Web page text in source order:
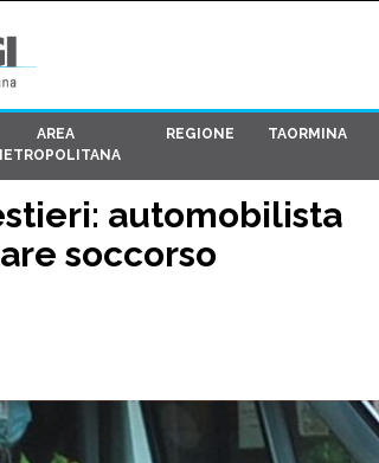
AREA
REGIONE TAORMINA
automobilista
soccorso